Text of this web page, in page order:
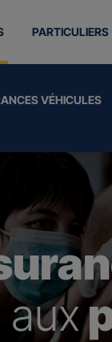
VÉHICULES
PARTICULIERS